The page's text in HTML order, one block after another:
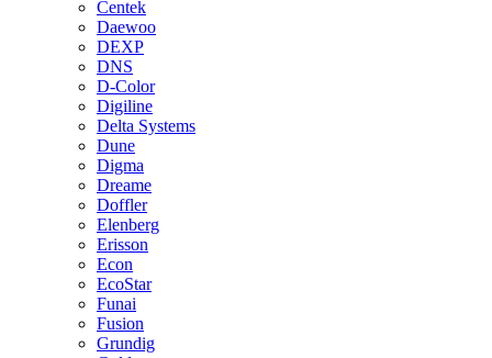
Centek
Daewoo
DEXP
DNS
D-Color
Digiline
Delta Systems
Dune
Digma
Dreame
Doffler
Elenberg
Erisson
Econ
EcoStar
Funai
Fusion
Grundig